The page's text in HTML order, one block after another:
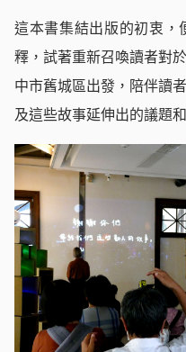
這本書集結出版的初衷，
釋，試著重新召喚讀者對
中市舊城區出發，陪伴讀
及這些故事延伸出的議題